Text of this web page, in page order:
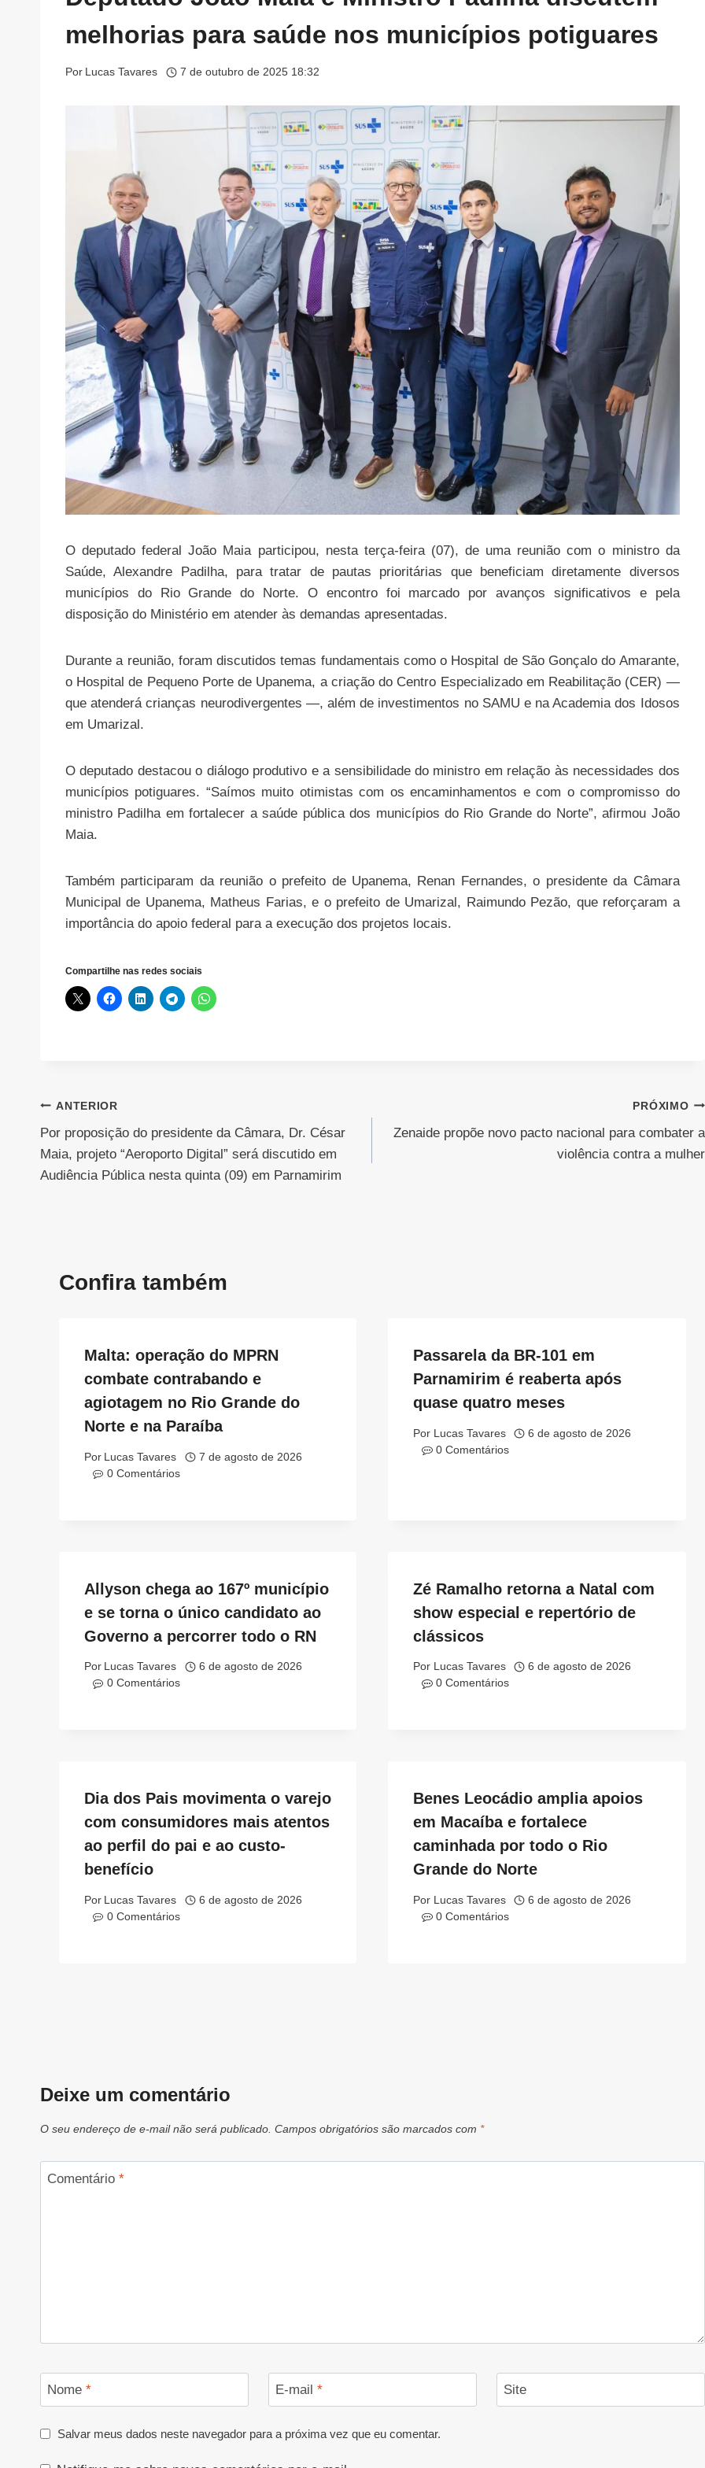
melhorias para saúde nos municípios potiguares
Por Lucas Tavares 7 de outubro de 2025 18:32
O deputado federal João Maia participou, nesta terça-feira (07), de uma reunião com o ministro da
Saúde, Alexandre Padilha, para tratar de pautas prioritárias que beneficiam diretamente diversos
municípios do Rio Grande do Norte. O encontro foi marcado por avanços significativos e pela
disposição do Ministério em atender às demandas apresentadas.
Durante a reunião, foram discutidos temas fundamentais como o Hospital de São Gonçalo do Amarante,
o Hospital de Pequeno Porte de Upanema, a criação do Centro Especializado em Reabilitação (CER) —
que atenderá crianças neurodivergentes —, além de investimentos no SAMU e na Academia dos Idosos
em Umarizal.
O deputado destacou o diálogo produtivo e a sensibilidade do ministro em relação às necessidades dos
municípios potiguares. “Saímos muito otimistas com os encaminhamentos e com o compromisso do
ministro Padilha em fortalecer a saúde pública dos municípios do Rio Grande do Norte”, afirmou João
Maia.
Também participaram da reunião o prefeito de Upanema, Renan Fernandes, o presidente da Câmara
Municipal de Upanema, Matheus Farias, e o prefeito de Umarizal, Raimundo Pezão, que reforçaram a
importância do apoio federal para a execução dos projetos locais.
Compartilhe nas redes sociais
Navegação
de
Post
ANTERIOR
Por proposição do presidente da Câmara, Dr. César
Maia, projeto “Aeroporto Digital” será discutido em
Audiência Pública nesta quinta (09) em Parnamirim
PRÓXIMO
Zenaide propõe novo pacto nacional para combater a
violência contra a mulher
Confira também
Malta: operação do MPRN
combate contrabando e
agiotagem no Rio Grande do
Norte e na Paraíba
Por Lucas Tavares
7 de agosto de 2026
0 Comentários
Passarela da BR-101 em
Parnamirim é reaberta após
quase quatro meses
Por Lucas Tavares
6 de agosto de 2026
0 Comentários
Allyson chega ao 167º município
e se torna o único candidato ao
Governo a percorrer todo o RN
Por Lucas Tavares
6 de agosto de 2026
0 Comentários
Zé Ramalho retorna a Natal com
show especial e repertório de
clássicos
Por Lucas Tavares
6 de agosto de 2026
0 Comentários
Dia dos Pais movimenta o varejo
com consumidores mais atentos
ao perfil do pai e ao custo-
benefício
Por Lucas Tavares
6 de agosto de 2026
0 Comentários
Benes Leocádio amplia apoios
em Macaíba e fortalece
caminhada por todo o Rio
Grande do Norte
Por Lucas Tavares
6 de agosto de 2026
0 Comentários
Deixe um comentário
O seu endereço de e-mail não será publicado. Campos obrigatórios são marcados com *
Comentário *
Nome * E-mail * Site
Salvar meus dados neste navegador para a próxima vez que eu comentar.